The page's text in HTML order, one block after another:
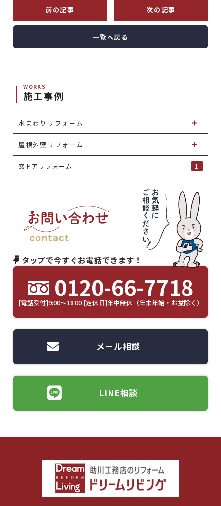
前の記事 次の記事
一覧へ戻る
WORKS
施工事例
水まわりリフォーム
屋根外壁リフォーム
窓ドアリフォーム 1
タップで今すぐお電話できます！
0120-66-7718
[電話受付]9:00～18:00 [定休日]年中無休（年末年始・お盆除く）
メール相談
LINE相談